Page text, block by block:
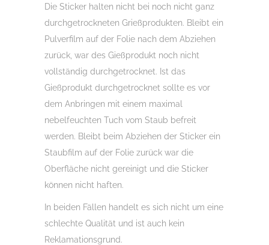
Die Sticker halten nicht bei noch nicht ganz
durchgetrockneten Grießprodukten. Bleibt ein
Pulverfilm auf der Folie nach dem Abziehen
zurück, war des Gießprodukt noch nicht
vollständig durchgetrocknet. Ist das
Gießprodukt durchgetrocknet sollte es vor
dem Anbringen mit einem maximal
nebelfeuchten Tuch vom Staub befreit
werden. Bleibt beim Abziehen der Sticker ein
Staubfilm auf der Folie zurück war die
Oberfläche nicht gereinigt und die Sticker
können nicht haften.
In beiden Fällen handelt es sich nicht um eine
schlechte Qualität und ist auch kein
Reklamationsgrund.